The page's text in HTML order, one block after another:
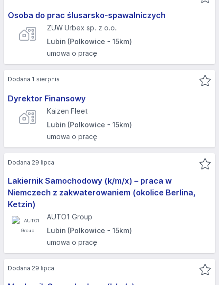
Osoba do prac ślusarsko-spawalniczych
ZUW Urbex sp. z o.o.
Lubin (Polkowice - 15km)
umowa o pracę
Dyrektor Finansowy
Kaizen Fleet
Lubin (Polkowice - 15km)
umowa o pracę
Dodana 1 sierpnia
Lakiernik Samochodowy (k/m/x) – praca w
Niemczech z zakwaterowaniem (okolice Berlina,
Ketzin)
AUTO1 Group
Lubin (Polkowice - 15km)
umowa o pracę
Dodana 29 lipca
Dodana 29 lipca